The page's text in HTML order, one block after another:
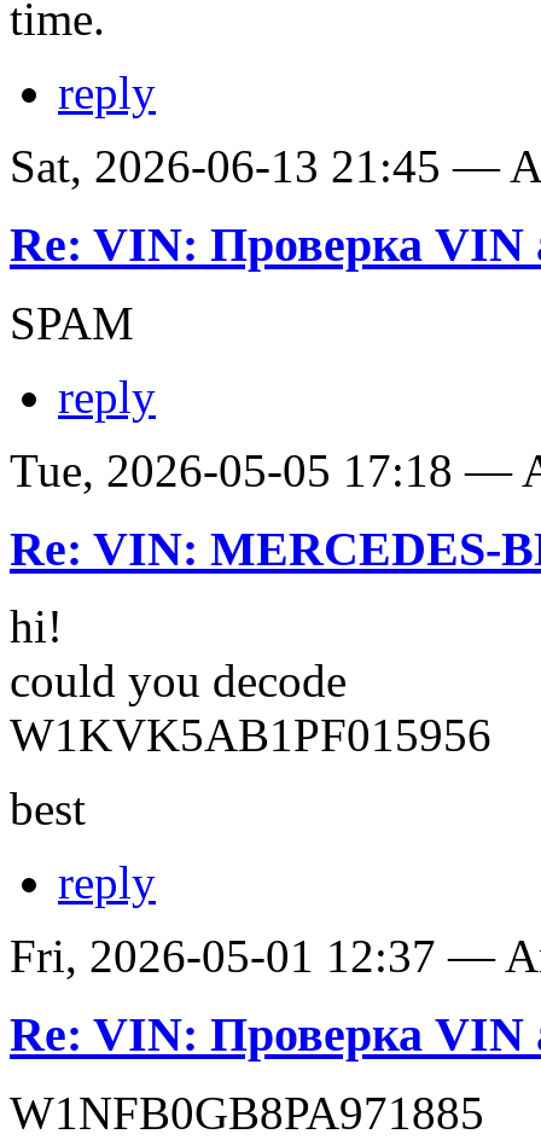
time.
reply
Sat, 2026-06-13 21:45 —
Re: VIN: Проверка VIN
SPAM
reply
Tue, 2026-05-05 17:18 —
Re: VIN: MERCEDES-
hi!
could you decode
W1KVK5AB1PF015956
best
reply
Fri, 2026-05-01 12:37 —
Re: VIN: Проверка VIN
W1NFB0GB8PA971885